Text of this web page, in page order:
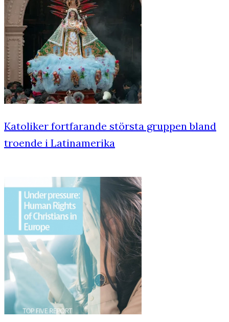
Katoliker fortfarande största gruppen bland
troende i Latinamerika